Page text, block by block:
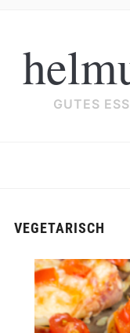
GUTES
VEGETARISCH